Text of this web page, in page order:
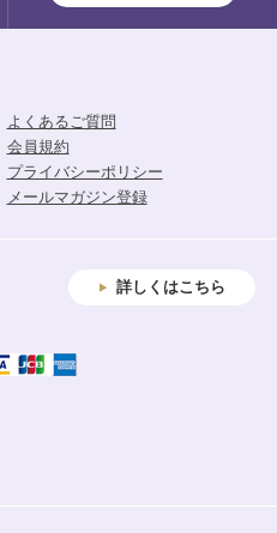
よくあるご質問
会員規約
プライバシーポリシー
メールマガジン登録
詳しくはこちら